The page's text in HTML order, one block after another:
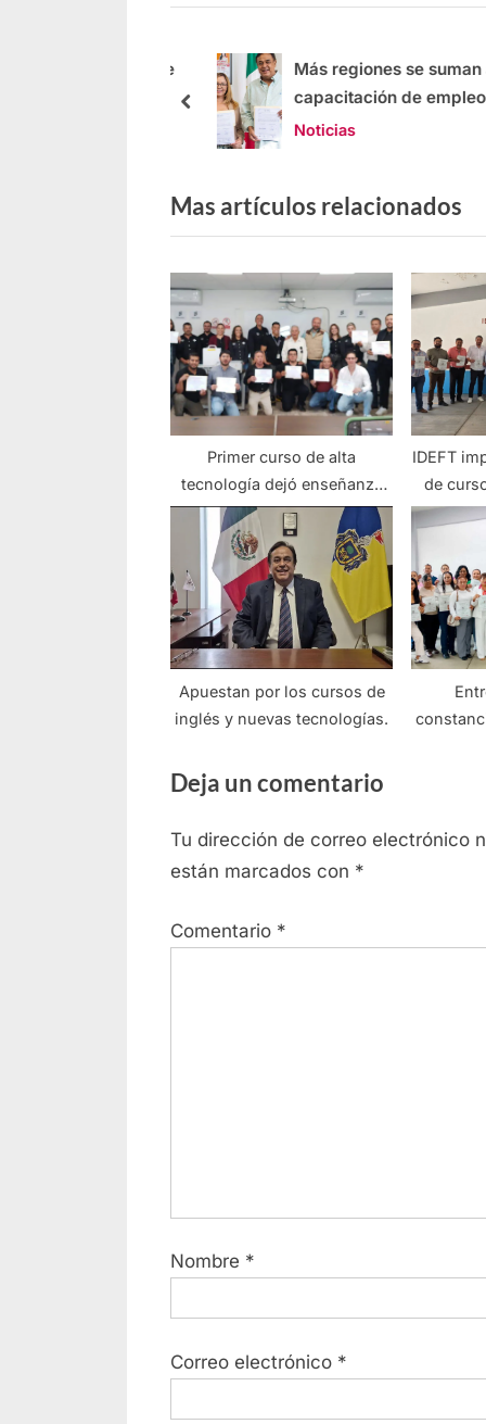
Más regiones se suman
capacitación de empleos
Noticias
Mas artículos relacionados
Primer curso de alta
tecnología dejó enseñanza
en redes móviles
IDEFT
de
Apuestan por los cursos de
inglés y nuevas tecnologías.
Deja un comentario
Tu dirección de correo electrónico
están marcados con *
Comentario *
Nombre *
Correo electrónico *